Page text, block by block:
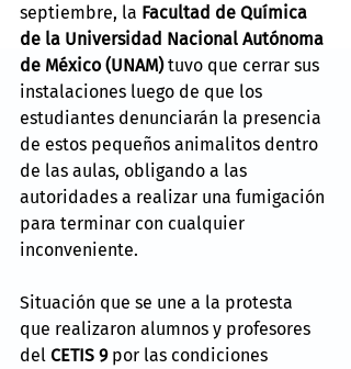
septiembre, la Facultad de Química
de la Universidad Nacional Autónoma
de México (UNAM) tuvo que cerrar sus
instalaciones luego de que los
estudiantes denunciarán la presencia
de estos pequeños animalitos dentro
de las aulas, obligando a las
autoridades a realizar una fumigación
para terminar con cualquier
inconveniente.
Situación que se une a la protesta
que realizaron alumnos y profesores
del CETIS 9 por las condiciones